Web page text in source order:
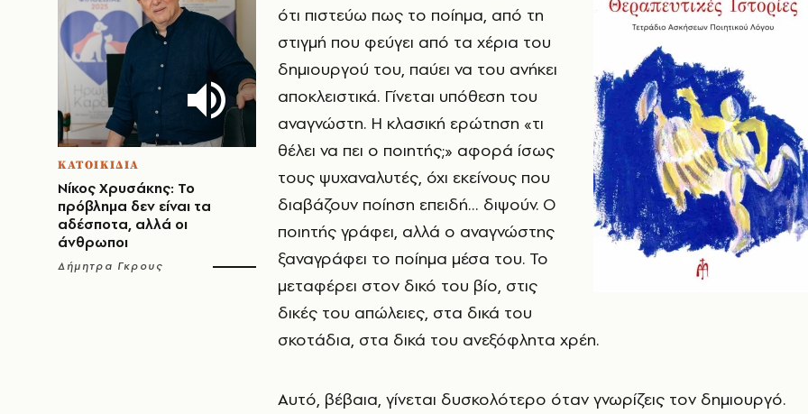
ΚΑΤΟΙΚΙΔΙΑ
Νίκος Χρυσάκης: Το
πρόβλημα δεν είναι τα
αδέσποτα, αλλά οι
άνθρωποι
Δήμητρα Γκρους
ότι πιστεύω πως το ποίημα, από τη
στιγμή που φεύγει από τα χέρια του
δημιουργού του, παύει να του ανήκει
αποκλειστικά. Γίνεται υπόθεση του
αναγνώστη. Η κλασική ερώτηση «τι
θέλει να πει ο ποιητής;» αφορά ίσως
τους ψυχαναλυτές, όχι εκείνους που
διαβάζουν ποίηση επειδή… διψούν. Ο
ποιητής γράφει, αλλά ο αναγνώστης
ξαναγράφει το ποίημα μέσα του. Το
μεταφέρει στον δικό του βίο, στις
δικές του απώλειες, στα δικά του
σκοτάδια, στα δικά του ανεξόφλητα χρέη.
Αυτό, βέβαια, γίνεται δυσκολότερο όταν γνωρίζεις τον δημιουργό.